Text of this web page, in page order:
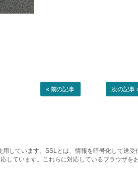
« 前の記事 次の記事
しています。SSLとは、情報を暗号化して送
しています。これらに対応しているブラウザ